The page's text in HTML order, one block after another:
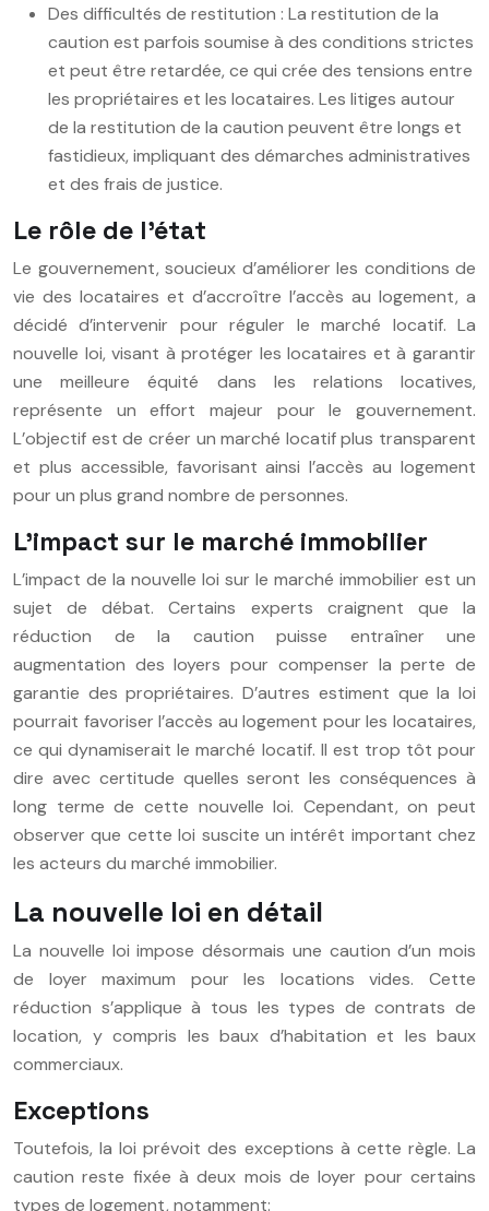
Des difficultés de restitution : La restitution de la
caution est parfois soumise à des conditions strictes
et peut être retardée, ce qui crée des tensions entre
les propriétaires et les locataires. Les litiges autour
de la restitution de la caution peuvent être longs et
fastidieux, impliquant des démarches administratives
et des frais de justice.
Le rôle de l’état
Le gouvernement, soucieux d’améliorer les conditions de
vie des locataires et d’accroître l’accès au logement, a
décidé d’intervenir pour réguler le marché locatif. La
nouvelle loi, visant à protéger les locataires et à garantir
une meilleure équité dans les relations locatives,
représente un effort majeur pour le gouvernement.
L’objectif est de créer un marché locatif plus transparent
et plus accessible, favorisant ainsi l’accès au logement
pour un plus grand nombre de personnes.
L’impact sur le marché immobilier
L’impact de la nouvelle loi sur le marché immobilier est un
sujet de débat. Certains experts craignent que la
réduction de la caution puisse entraîner une
augmentation des loyers pour compenser la perte de
garantie des propriétaires. D’autres estiment que la loi
pourrait favoriser l’accès au logement pour les locataires,
ce qui dynamiserait le marché locatif. Il est trop tôt pour
dire avec certitude quelles seront les conséquences à
long terme de cette nouvelle loi. Cependant, on peut
observer que cette loi suscite un intérêt important chez
les acteurs du marché immobilier.
La nouvelle loi en détail
La nouvelle loi impose désormais une caution d’un mois
de loyer maximum pour les locations vides. Cette
réduction s’applique à tous les types de contrats de
location, y compris les baux d’habitation et les baux
commerciaux.
Exceptions
Toutefois, la loi prévoit des exceptions à cette règle. La
caution reste fixée à deux mois de loyer pour certains
types de logement, notamment: